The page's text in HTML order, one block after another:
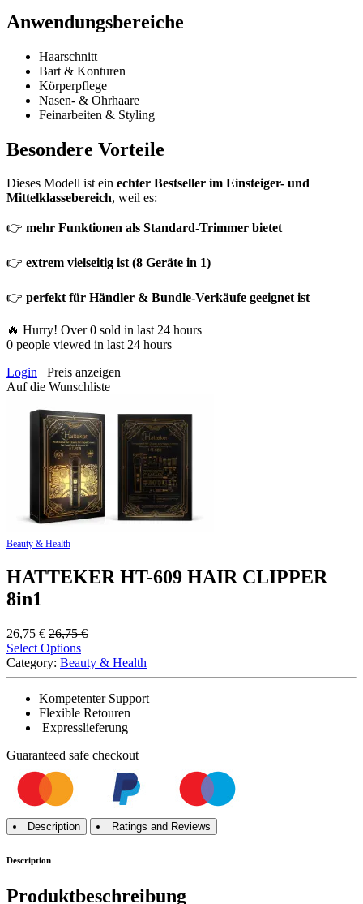
Anwendungsbereiche
Haarschnitt
Bart & Konturen
Körperpflege
Nasen- & Ohrhaare
Feinarbeiten & Styling
Besondere Vorteile
Dieses Modell ist ein echter Bestseller im Einsteiger- und
Mittelklassebereich, weil es:
👉 mehr Funktionen als Standard-Trimmer bietet
👉 extrem vielseitig ist (8 Geräte in 1)
👉 perfekt für Händler & Bundle-Verkäufe geeignet ist
🔥 Hurry! Over0 sold in last 24 hours
0 people viewed in last 24 hours
Login
Preis anzeigen
Auf die Wunschliste
Beauty & Health
HATTEKER HT-609 HAIR CLIPPER
8in1
26,75 € 26,75€
Select Options
Category: Beauty & Health
Kompetenter Support
Flexible Retouren
Expresslieferung
Guaranteed safe checkout
Description Ratings and Reviews
Description
Produktbeschreibung